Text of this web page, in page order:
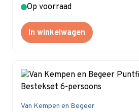
Op voorraad
In winkelwagen
Van Kempen en Begeer